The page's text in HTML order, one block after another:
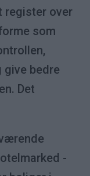
register over
som
bedre
Det
-